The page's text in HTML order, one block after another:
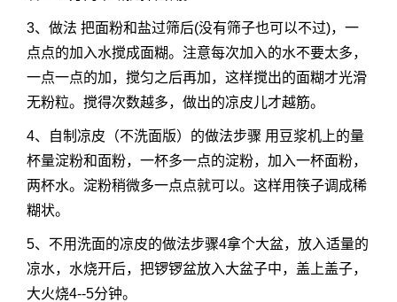
3、做法 把面粉和盐过筛后(没有筛子也可以不过)，一
点点的加入水搅成面糊。注意每次加入的水不要太多，
一点一点的加，搅匀之后再加，这样搅出的面糊才光滑
无粉粒。搅得次数越多，做出的凉皮儿才越筋。
4、自制凉皮（不洗面版）的做法步骤 用豆浆机上的量
杯量淀粉和面粉，一杯多一点的淀粉，加入一杯面粉，
两杯水。淀粉稍微多一点点就可以。这样用筷子调成稀
糊状。
5、不用洗面的凉皮的做法步骤4拿个大盆，放入适量的
凉水，水烧开后，把锣锣盆放入大盆子中，盖上盖子，
大火烧4--5分钟。